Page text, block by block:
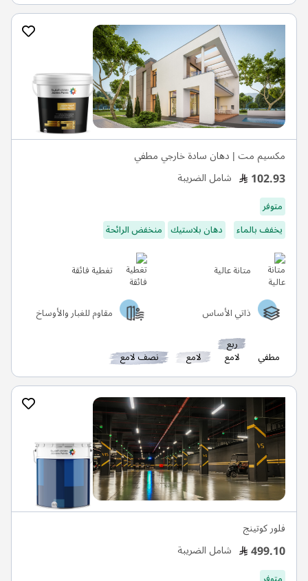
مكسيم مت | دهان سادة خارجي مطفي
102.93 شامل الضريبة
متوفر
يخفف بالماء
دهان بلاستيك منخفض الرائحة
متانة عالية تغطية فائقة
ذاتي الأساس مقاوم للغبار والأوساخ
مطفي
ربع
لامع لامع نصف لامع
فلور كوتينج
499.10 شامل الضريبة